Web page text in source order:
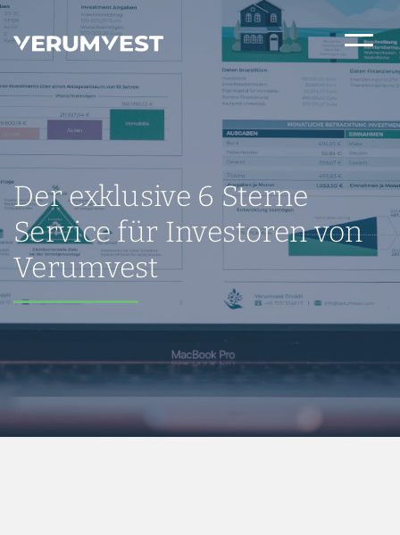
Der exklusive 6 Sterne
Service für Investoren von
Verumvest